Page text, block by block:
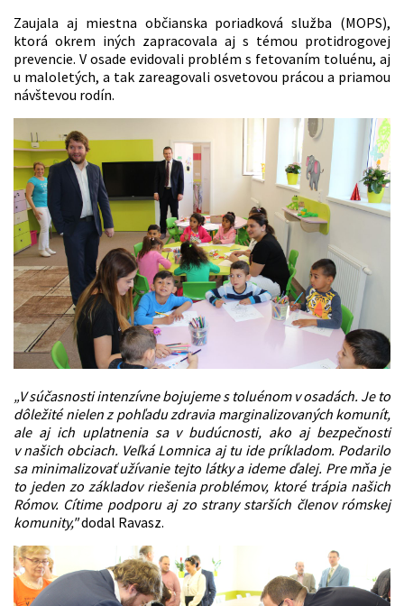
Zaujala aj miestna občianska poriadková služba (MOPS),
ktorá okrem iných zapracovala aj s témou protidrogovej
prevencie. V osade evidovali problém s fetovaním toluénu, aj
u maloletých, a tak zareagovali osvetovou prácou a priamou
návštevou rodín.
„V súčasnosti intenzívne bojujeme s toluénom v osadách. Je to
dôležité nielen z pohľadu zdravia marginalizovaných komunít,
ale aj ich uplatnenia sa v budúcnosti, ako aj bezpečnosti
v našich obciach. Veľká Lomnica aj tu ide príkladom. Podarilo
sa minimalizovať užívanie tejto látky a ideme ďalej. Pre mňa je
to jeden zo základov riešenia problémov, ktoré trápia našich
Rómov. Cítime podporu aj zo strany starších členov rómskej
komunity,"dodal Ravasz.